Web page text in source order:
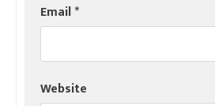
Email*
Website